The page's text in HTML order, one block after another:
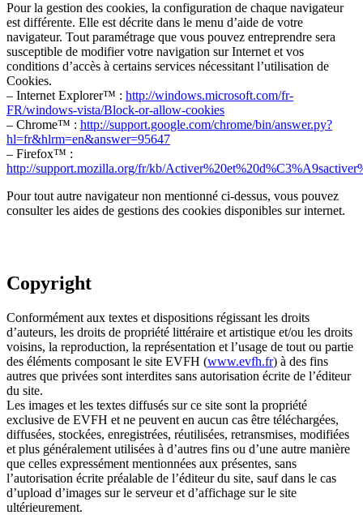
Pour la gestion des cookies, la configuration de chaque navigateur
est différente. Elle est décrite dans le menu d’aide de votre
navigateur. Tout paramétrage que vous pouvez entreprendre sera
susceptible de modifier votre navigation sur Internet et vos
conditions d’accès à certains services nécessitant l’utilisation de
Cookies.
– Internet Explorer™ : http://windows.microsoft.com/fr-
FR/windows-vista/Block-or-allow-cookies
– Chrome™ : http://support.google.com/chrome/bin/answer.py?
hl=fr&hlrm=en&answer=95647
– Firefox™ :
http://support.mozilla.org/fr/kb/
Pour tout autre navigateur non mentionné ci-dessus, vous pouvez
consulter les aides de gestions des cookies disponibles sur internet.
Copyright
Conformément aux textes et dispositions régissant les droits
d’auteurs, les droits de propriété littéraire et artistique et/ou les droits
voisins, la reproduction, la représentation et l’usage de tout ou partie
des éléments composant le site EVFH (www.evfh.fr) à des fins
autres que privées sont interdites sans autorisation écrite de l’éditeur
du site.
Les images et les textes diffusés sur ce site sont la propriété
exclusive de EVFH et ne peuvent en aucun cas être téléchargées,
diffusées, stockées, enregistrées, réutilisées, retransmises, modifiées
et plus généralement utilisées à d’autres fins ou d’une autre manière
que celles expressément mentionnées aux présentes, sans
l’autorisation écrite préalable de l’éditeur du site, sauf dans le cas
d’upload d’images sur le serveur et d’affichage sur le site
ultérieurement.